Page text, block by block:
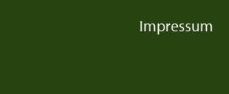
Impressum